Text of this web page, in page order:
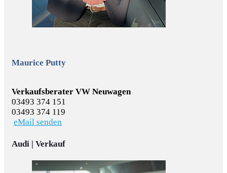
Maurice Putty
Verkaufsberater VW Neuwagen
03493 374 151
03493 374 119
eMail senden
Audi | Verkauf